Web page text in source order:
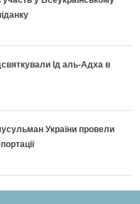
Ід аль-Адха в
України провели